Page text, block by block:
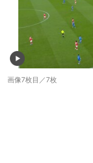
画像7枚目／7枚